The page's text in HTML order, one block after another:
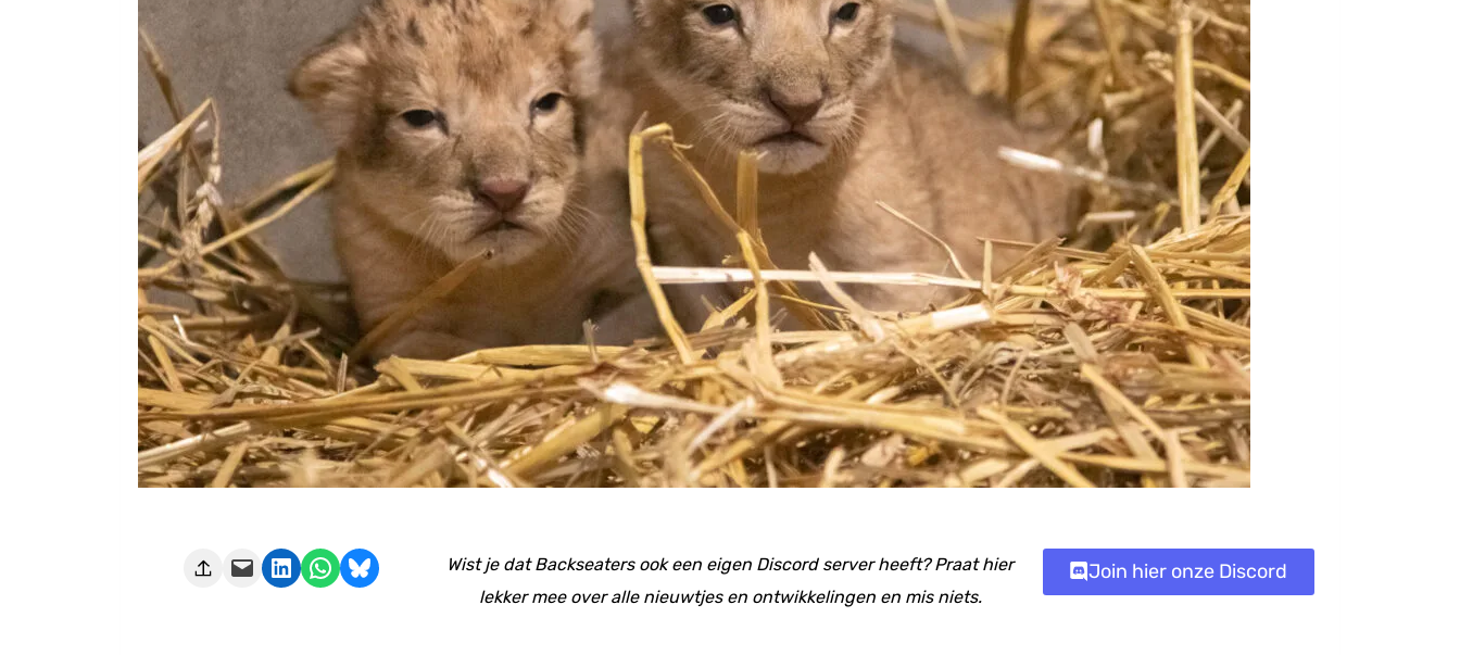
Deze pagina e-mailen Delen op LinkedIn Delen via WhatsApp Share on Bluesky
Wist je dat Backseaters ook een eigen Discord server heeft? Praat hier
lekker mee over alle nieuwtjes en ontwikkelingen en mis niets.
Join hier onze Discord